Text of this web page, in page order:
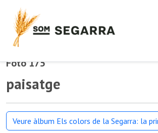
Foto 175
paisatge
Veure àlbum Els colors de la Segarra: la